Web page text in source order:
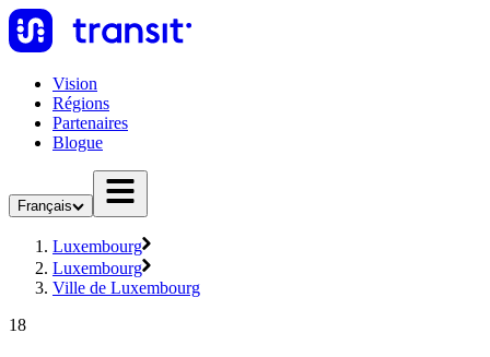
Vision
Régions
Partenaires
Blogue
Français
Luxembourg
Luxembourg
Ville de Luxembourg
18